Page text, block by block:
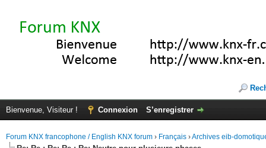
Bienvenue, Visiteur ! Connexion S’enregistrer
Forum KNX francophone / English KNX forum › Français ›Archives eib-